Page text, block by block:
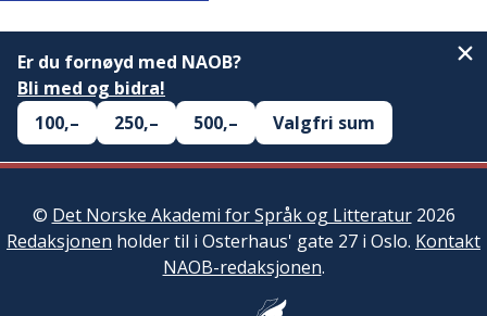
Er du fornøyd med NAOB?
Bli med og bidra!
100,–
250,– 500,– Valgfri sum
© Det Norske Akademi for Språk og Litteratur2026
Redaksjonen holder til i Osterhaus' gate 27 i Oslo. Kontakt
NAOB-redaksjonen.